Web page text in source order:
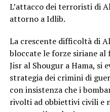
L’attacco dei terroristi di
attorno a Idlib.
La crescente difficoltà di
bloccate le forze siriane
Jisr al Shougur a Hama, si
strategia dei crimini di
con insistenza che i
rivolti ad obbiettivi civili e